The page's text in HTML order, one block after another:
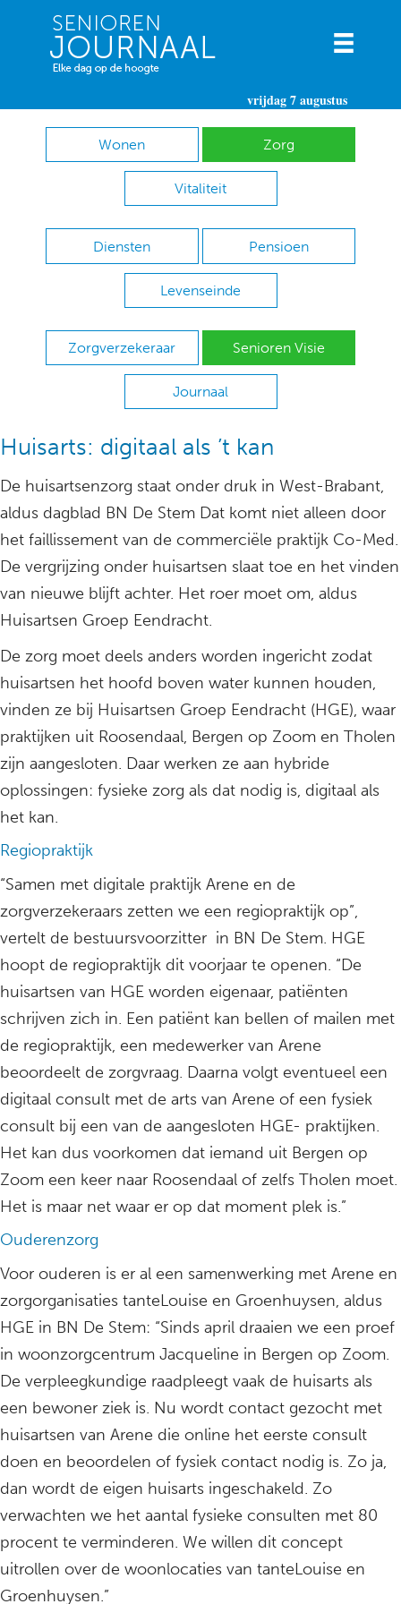
vrijdag 7 augustus
Wonen Zorg
Vitaliteit
Diensten Pensioen
Levenseinde
Zorgverzekeraar Senioren Visie
Journaal
Huisarts: digitaal als ’t kan
De huisartsenzorg staat onder druk in West-Brabant,
aldus dagblad BN De Stem Dat komt niet alleen door
het faillissement van de commerciële praktijk Co-Med.
De vergrijzing onder huisartsen slaat toe en het vinden
van nieuwe blijft achter. Het roer moet om, aldus
Huisartsen Groep Eendracht.
De zorg moet deels anders worden ingericht zodat
huisartsen het hoofd boven water kunnen houden,
vinden ze bij Huisartsen Groep Eendracht (HGE), waar
praktijken uit Roosendaal, Bergen op Zoom en Tholen
zijn aangesloten. Daar werken ze aan hybride
oplossingen: fysieke zorg als dat nodig is, digitaal als
het kan.
Regiopraktijk
“Samen met digitale praktijk Arene en de
zorgverzekeraars zetten we een regiopraktijk op”,
vertelt de bestuursvoorzitter in BN De Stem. HGE
hoopt de regiopraktijk dit voorjaar te openen. “De
huisartsen van HGE worden eigenaar, patiënten
schrijven zich in. Een patiënt kan bellen of mailen met
de regiopraktijk, een medewerker van Arene
beoordeelt de zorgvraag. Daarna volgt eventueel een
digitaal consult met de arts van Arene of een fysiek
consult bij een van de aangesloten HGE- praktijken.
Het kan dus voorkomen dat iemand uit Bergen op
Zoom een keer naar Roosendaal of zelfs Tholen moet.
Het is maar net waar er op dat moment plek is.”
Ouderenzorg
Voor ouderen is er al een samenwerking met Arene en
zorgorganisaties tanteLouise en Groenhuysen, aldus
HGE in BN De Stem: “Sinds april draaien we een proef
in woonzorgcentrum Jacqueline in Bergen op Zoom.
De verpleegkundige raadpleegt vaak de huisarts als
een bewoner ziek is. Nu wordt contact gezocht met
huisartsen van Arene die online het eerste consult
doen en beoordelen of fysiek contact nodig is. Zo ja,
dan wordt de eigen huisarts ingeschakeld. Zo
verwachten we het aantal fysieke consulten met 80
procent te verminderen. We willen dit concept
uitrollen over de woonlocaties van tanteLouise en
Groenhuysen.”